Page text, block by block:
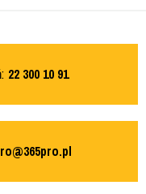
22 300 10 91